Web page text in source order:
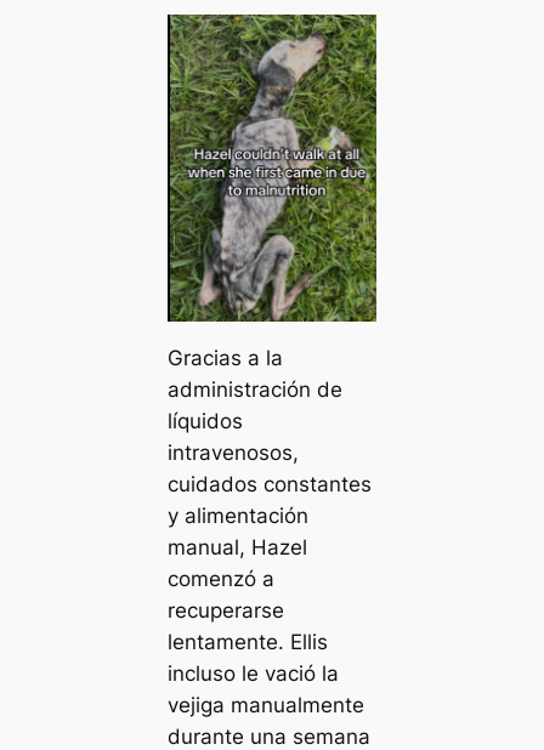
Gracias a la
administración de
líquidos
intravenosos,
cuidados constantes
y alimentación
manual, Hazel
comenzó a
recuperarse
lentamente. Ellis
incluso le vació la
vejiga manualmente
durante una semana